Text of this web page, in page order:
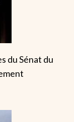
du Sénat du